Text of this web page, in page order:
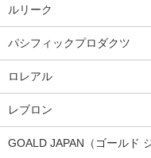
ルリーク
パシフィックプロダクツ
ロレアル
レブロン
GOALD JAPAN（ゴールド